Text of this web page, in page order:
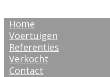
Home
Voertuigen
Referenties
Verkocht
Contact